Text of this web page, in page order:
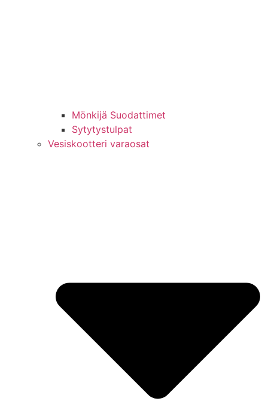
Mönkijä Suodattimet
Sytytystulpat
Vesiskootteri varaosat